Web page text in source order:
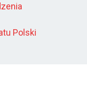
Polski